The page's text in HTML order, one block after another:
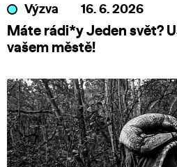
Výzva 16. 6. 2026
Máte rádi*y Jeden svět?
vašem městě!